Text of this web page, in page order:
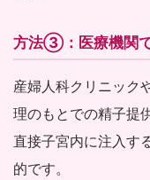
方法③：医療機関で
産婦人科クリニック
理のもとでの精子提
直接子宮内に注入す
的です。